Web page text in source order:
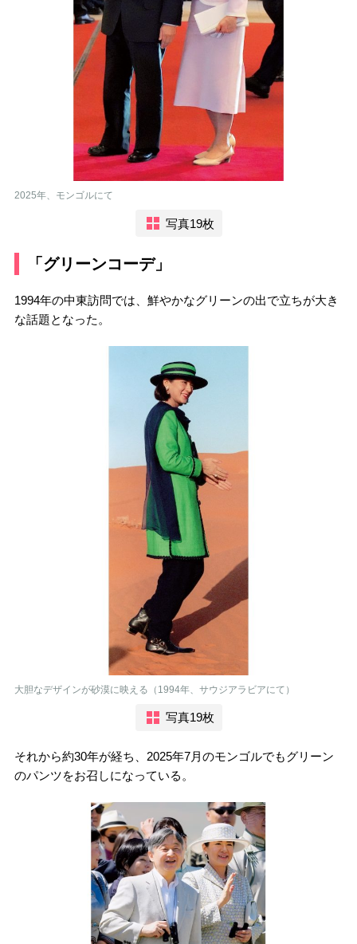
2025年、モンゴルにて
写真19枚
「グリーンコーデ」
1994年の中東訪問では、鮮やかなグリーンの出で立ちが大き
な話題となった。
大胆なデザインが砂漠に映える（1994年、サウジアラビアにて）
写真19枚
それから約30年が経ち、2025年7月のモンゴルでもグリーン
のパンツをお召しになっている。